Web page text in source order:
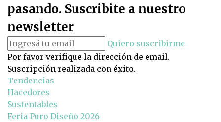
pasando. Suscribite a nuestro
newsletter
Quiero suscribirme
Por favor verifique la dirección de email.
Suscripción realizada con éxito.
Tendencias
Hacedores
Sustentables
Feria Puro Diseño 2026